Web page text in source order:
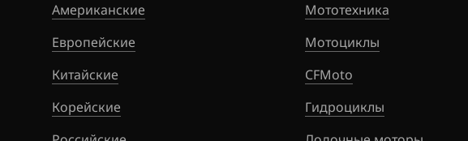
Exeed
Extreme moto
FAW
Fiat
Bosch MG1CS001
Delphi DCM6.2
DSG Temic
GSG Temic
Американские
Европейские
Китайские
Корейские
Мототехника
Мотоциклы
CFMoto
Гидроциклы